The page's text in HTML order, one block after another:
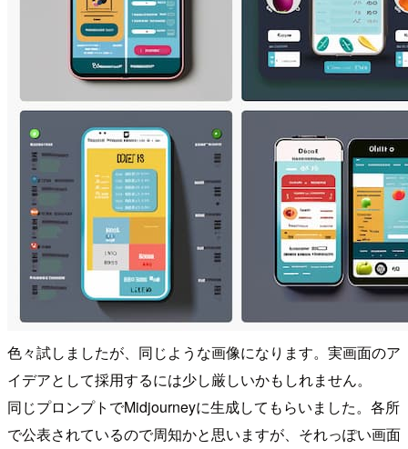
色々試しましたが、同じような画像になります。実画面のア
イデアとして採用するには少し厳しいかもしれません。
同じプロンプトでMidjourneyに生成してもらいました。各所
で公表されているので周知かと思いますが、それっぽい画面